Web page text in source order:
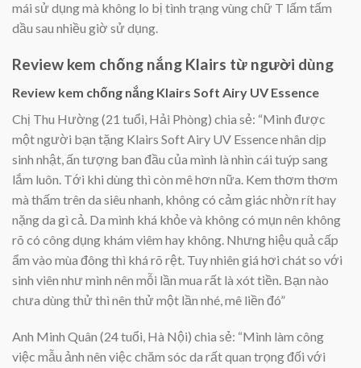
mái sử dụng mà không lo bị tình trạng vùng chữ T lấm tấm
dầu sau nhiều giờ sử dụng.
Review kem chống nắng Klairs từ người dùng
Review kem chống nắng Klairs Soft Airy UV Essence
Chị Thu Hường (21 tuổi, Hải Phòng) chia sẻ: “Mình được
một người bạn tặng Klairs Soft Airy UV Essence nhân dịp
sinh nhật, ấn tượng ban đầu của mình là nhìn cái tuýp sang
lắm luôn. Tới khi dùng thì còn mê hơn nữa. Kem thơm thơm
mà thấm trên da siêu nhanh, không có cảm giác nhờn rít hay
nặng da gì cả. Da mình khá khỏe và không có mụn nên không
rõ có công dụng khám viêm hay không. Nhưng hiệu quả cấp
ẩm vào mùa đông thì khá rõ rệt. Tuy nhiên giá hơi chát so với
sinh viên như mình nên mỗi lần mua rất là xót tiền. Bạn nào
chưa dùng thử thì nên thử một lần nhé, mê liền đó”
Anh Minh Quân (24 tuổi, Hà Nội) chia sẻ: “Mình làm công
việc mẫu ảnh nên việc chăm sóc da rất quan trọng đối với